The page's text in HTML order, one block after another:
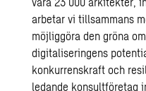
arbetar vi tillsammans
möjliggöra den gröna
digitaliseringens
konkurrenskraft och
ledande konsultföretag